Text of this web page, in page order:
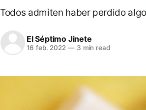
Todos admiten haber perdido
El Séptimo Jinete
16 feb. 2022 —3 min read